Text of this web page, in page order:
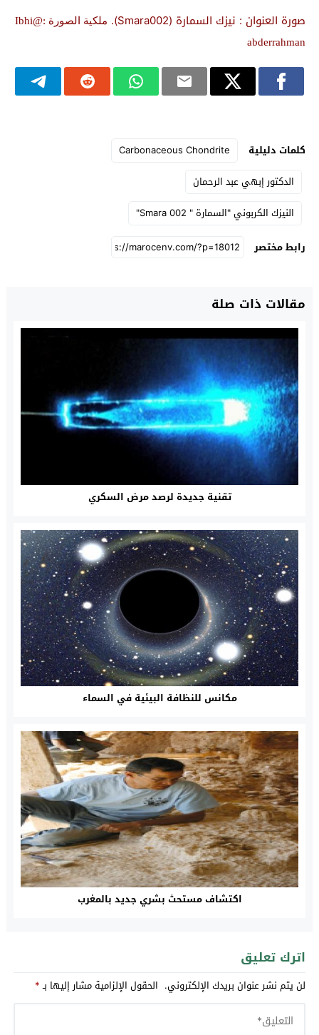
صورة العنوان : نيزك السمارة (Smara002).
ملكية الصورة :@Ibhi
abderrahman
كلمات دليلية
Carbonaceous Chondrite
الدكتور إبهي عبد الرحمان
النيزك الكربوني "السمارة " Smara 002"
رابط مختصر
مقالات ذات صلة
تقنية جديدة لرصد مرض السكري
مكانس للنظافة البيئية في السماء
اكتشاف مستحث بشري جديد بالمغرب
اترك تعليق
لن يتم نشر عنوان بريدك الإلكتروني. الحقول الإلزامية مشار إليها بـ*